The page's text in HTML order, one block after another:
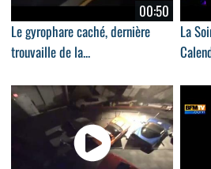
00:50
Le gyrophare caché, dernière
trouvaille de la...
La